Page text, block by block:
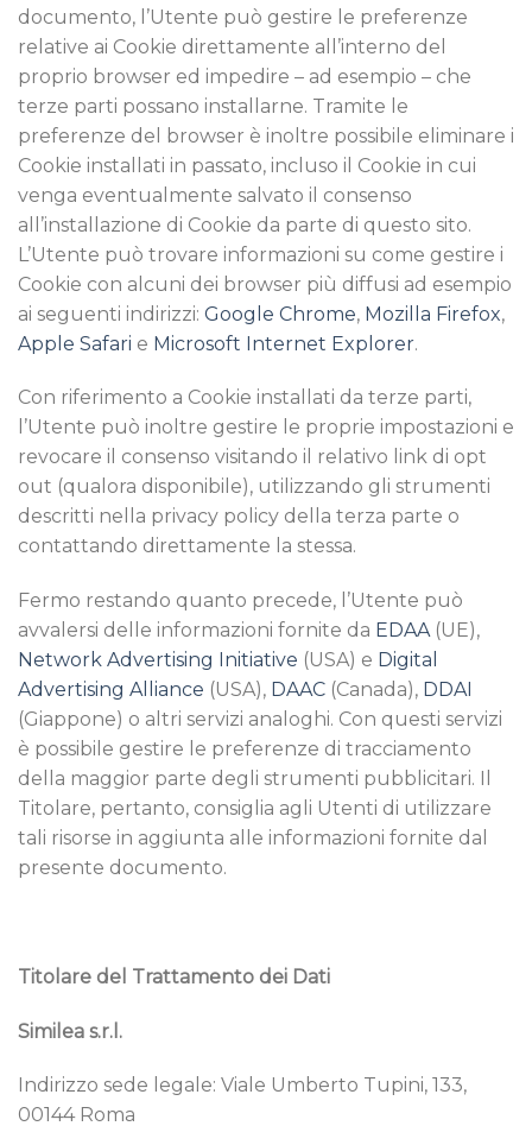
documento, l’Utente può gestire le preferenze
relative ai Cookie direttamente all’interno del
proprio browser ed impedire – ad esempio – che
terze parti possano installarne. Tramite le
preferenze del browser è inoltre possibile eliminare i
Cookie installati in passato, incluso il Cookie in cui
venga eventualmente salvato il consenso
all’installazione di Cookie da parte di questo sito.
L’Utente può trovare informazioni su come gestire i
Cookie con alcuni dei browser più diffusi ad esempio
ai seguenti indirizzi: Google Chrome, Mozilla Firefox,
Apple Safari e Microsoft Internet Explorer.
Con riferimento a Cookie installati da terze parti,
l’Utente può inoltre gestire le proprie impostazioni e
revocare il consenso visitando il relativo link di opt
out (qualora disponibile), utilizzando gli strumenti
descritti nella privacy policy della terza parte o
contattando direttamente la stessa.
Fermo restando quanto precede, l’Utente può
avvalersi delle informazioni fornite da EDAA(UE),
Network Advertising Initiative (USA) e Digital
Advertising Alliance (USA), DAAC (Canada), DDAI
(Giappone) o altri servizi analoghi. Con questi servizi
è possibile gestire le preferenze di tracciamento
della maggior parte degli strumenti pubblicitari. Il
Titolare, pertanto, consiglia agli Utenti di utilizzare
tali risorse in aggiunta alle informazioni fornite dal
presente documento.
Titolare del Trattamento dei Dati
Similea s.r.l.
Indirizzo sede legale: Viale Umberto Tupini, 133,
00144 Roma